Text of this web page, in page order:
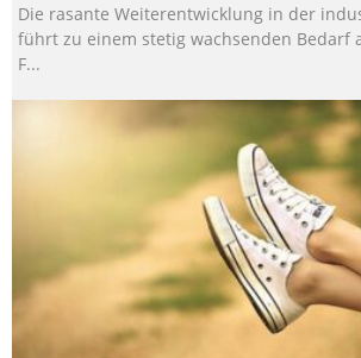
Die rasante Weiterentwicklung in der
führt zu einem stetig wachsenden Bedarf
F...